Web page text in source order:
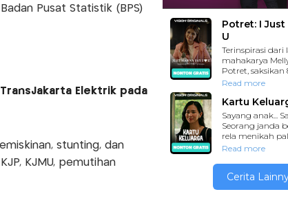
Pusat Statistik (BPS)
Elektrik pada
stunting, dan
KJMU, pemutihan